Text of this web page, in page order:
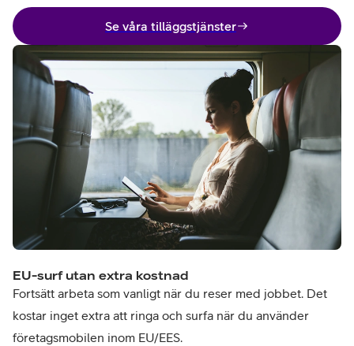
Se våra tilläggstjänster
EU-surf utan extra kostnad
Fortsätt arbeta som vanligt när du reser med jobbet. Det
kostar inget extra att ringa och surfa när du använder
företagsmobilen inom EU/EES.